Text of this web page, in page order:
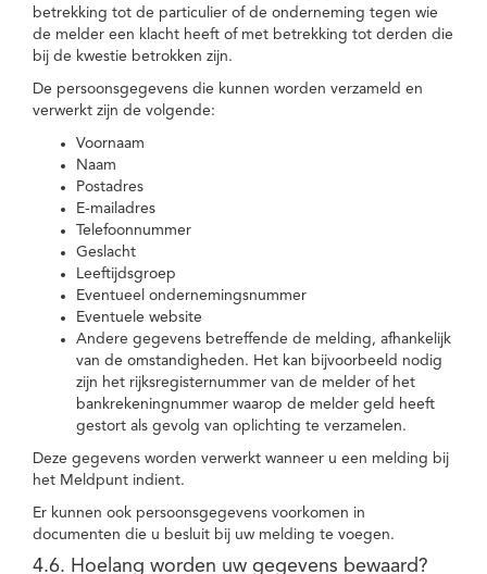
betrekking tot de particulier of de onderneming tegen wie
de melder een klacht heeft of met betrekking tot derden die
bij de kwestie betrokken zijn.
De persoonsgegevens die kunnen worden verzameld en
verwerkt zijn de volgende:
Voornaam
Naam
Postadres
E-mailadres
Telefoonnummer
Geslacht
Leeftijdsgroep
Eventueel ondernemingsnummer
Eventuele website
Andere gegevens betreffende de melding, afhankelijk
van de omstandigheden. Het kan bijvoorbeeld nodig
zijn het rijksregisternummer van de melder of het
bankrekeningnummer waarop de melder geld heeft
gestort als gevolg van oplichting te verzamelen.
Deze gegevens worden verwerkt wanneer u een melding bij
het Meldpunt indient.
Er kunnen ook persoonsgegevens voorkomen in
documenten die u besluit bij uw melding te voegen.
4.6. Hoelang worden uw gegevens bewaard?